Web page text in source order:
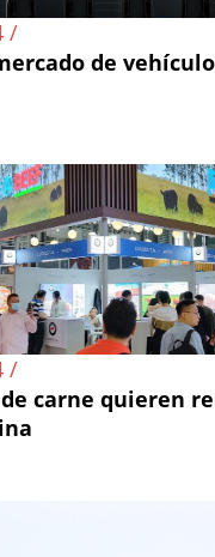
/
de
/
carne quieren